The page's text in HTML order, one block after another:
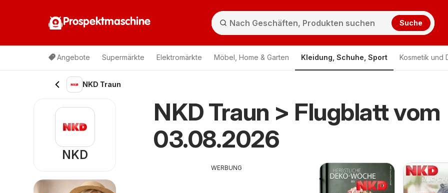
Prospektmaschine Suche
Angebote Supermärkte Elektromärkte Möbel, Home & Garten Kleidung, Schuhe, Sport Kosmetik und
NKD Traun
NKD Traun > Flugblatt vom
03.08.2026
WERBUNG
NKD